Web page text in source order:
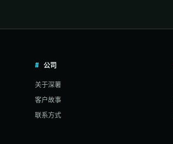
公司
关于深薯
客户故事
联系方式